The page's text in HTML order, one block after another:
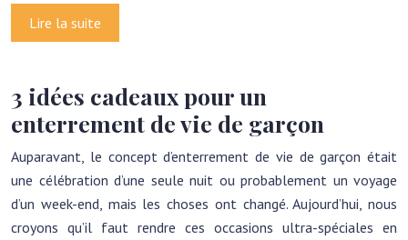
Lire la suite
3 idées cadeaux pour un
enterrement de vie de garçon
Auparavant, le concept d’enterrement de vie de garçon était
une célébration d’une seule nuit ou probablement un voyage
d’un week-end, mais les choses ont changé. Aujourd’hui, nous
croyons qu’il faut rendre ces occasions ultra-spéciales en